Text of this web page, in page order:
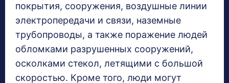
покрытия, сооружения, воздушные линии
электропередачи и связи, наземные
трубопроводы, а также поражение людей
обломками разрушенных сооружений,
осколками стекол, летящими с большой
скоростью. Кроме того, люди могут